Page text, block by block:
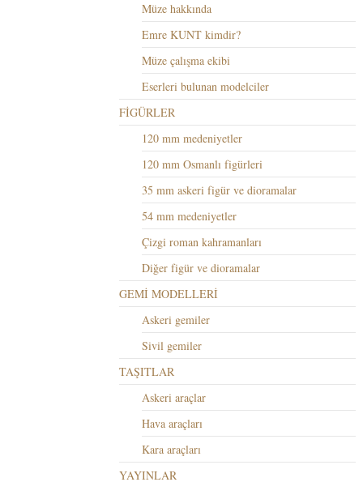
Müze hakkında
Emre KUNT kimdir?
Müze çalışma ekibi
Eserleri bulunan modelciler
FİGÜRLER
120 mm medeniyetler
120 mm Osmanlı figürleri
35 mm askeri figür ve dioramalar
54 mm medeniyetler
Çizgi roman kahramanları
Diğer figür ve dioramalar
GEMİ MODELLERİ
Askeri gemiler
Sivil gemiler
TAŞITLAR
Askeri araçlar
Hava araçları
Kara araçları
YAYINLAR